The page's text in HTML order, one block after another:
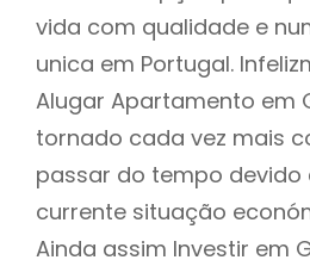
vida com qualidade e
unica em Portugal.
Alugar Apartamento em
tornado cada vez mais
passar do tempo
currente situação
Ainda assim Investir em